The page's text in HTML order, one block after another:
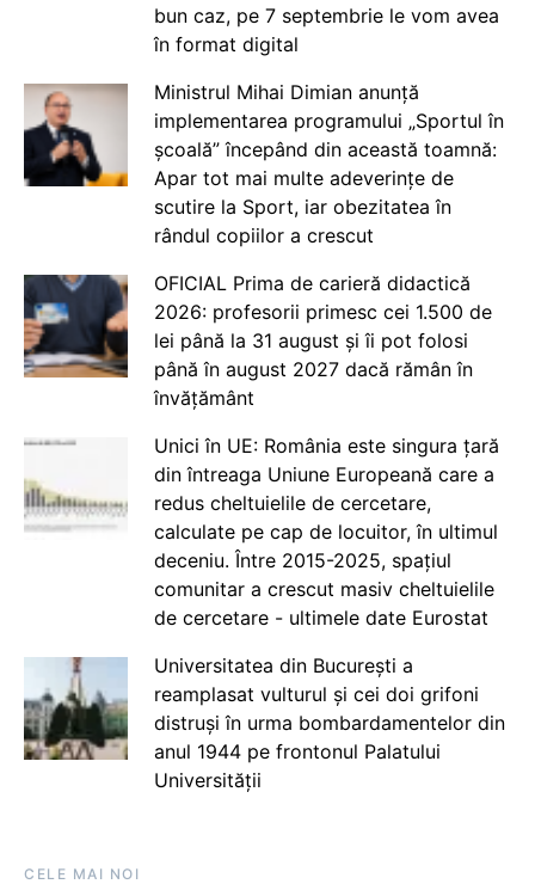
bun caz, pe 7 septembrie le vom avea
în format digital
Ministrul Mihai Dimian anunță
implementarea programului „Sportul în
școală” începând din această toamnă:
Apar tot mai multe adeverințe de
scutire la Sport, iar obezitatea în
rândul copiilor a crescut
OFICIAL Prima de carieră didactică
2026: profesorii primesc cei 1.500 de
lei până la 31 august și îi pot folosi
până în august 2027 dacă rămân în
învățământ
Unici în UE: România este singura țară
din întreaga Uniune Europeană care a
redus cheltuielile de cercetare,
calculate pe cap de locuitor, în ultimul
deceniu. Între 2015-2025, spațiul
comunitar a crescut masiv cheltuielile
de cercetare - ultimele date Eurostat
Universitatea din București a
reamplasat vulturul și cei doi grifoni
distruși în urma bombardamentelor din
anul 1944 pe frontonul Palatului
Universității
CELE MAI NOI